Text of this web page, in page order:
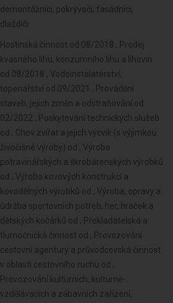
demontážníci, pokrývači, fasádníci,
dlaždiči
Hostinská činnost od 08/2018 , Prodej kvasného lihu, konzumního lihu a lihovin od 08/2018 , Vodoinstalatérství, topenářství od 09/2021 , Provádění staveb, jejich změn a odstraňování od 02/2022 , Poskytování technických služeb od , Chov zvířat a jejich výcvik (s výjimkou živočišné výroby) od , Výroba potravinářských a škrobárenských výrobků od , Výroba kovových konstrukcí a kovodělných výrobků od , Výroba, opravy a údržba sportovních potřeb, her, hraček a dětských kočárků od , Překladatelská a tlumočnická činnost od , Provozování cestovní agentury a průvodcovská činnost v oblasti cestovního ruchu od , Provozování kulturních, kulturně-vzdělávacích a zábavních zařízení, pořádání kulturních produkcí, zábav, výstav, veletrhů, přehlídek, prodejních a obdobných akcí od , Provozování tělovýchovných a sportovních zařízení a organizování sportovní činnosti od , Praní pro domácnost, žehlení, opravy a údržba oděvů, bytového textilu a osobního zboží od , Opravy a údržba potřeb pro domácnost, předmětů kulturní povahy, výrobků jemné mechaniky, optických přístrojů a měřidel od , Poskytování služeb pro rodinu a domácnost od , Výroba, obchod a služby jinde nezařazené od , Mimoškolní výchova a vzdělávání, pořádání kurzů, školení, včetně lektorské činnosti od , Činnost odborného lesního hospodáře a vyhotovování lesních hospodářských plánů a osnov od , Diagnostická, zkušební a poradenská činnost v ochraně rostlin a ošetřování rostlin, rostlinných produktů, objektů a půdy proti škodlivým organismům přípravky na ochranu rostlin nebo biocidními přípravky od , Nakládání s reprodukčním materiálem lesních dřevin od , Pěstitelské pálení od , Výroba krmiv, krmných směsí, doplňkových látek a premixů od , Výroba a opravy obuvi, brašnářského a sedlářského zboží od , Výroba textilií, textilních výrobků, oděvů a oděvních doplňků od , Zpracování dřeva, výroba dřevěných, korkových, proutěných a slaměných výrobků od , Výroba vlákniny, papíru a lepenky a zboží z těchto materiálů od , Vydavatelské činnosti, polygrafická výroba, knihařské a kopírovací práce od , Výroba, rozmnožování, distribuce, prodej, pronájem zvukových a zvukově-obrazových záznamů a výroba nenahraných nosičů údajů a záznamů od , Výroba koksu, surového dehtu a jiných pevných paliv od , Výroba hnojiv od , Výroba plastových a pryžových výrobků od , Výroba a zpracování skla od , Výroba stavebních hmot, porcelánových, keramických a sádrových výrobků od , Výroba brusiv a ostatních minerálních nekovových výrobků od , Broušení technického a šperkového kamene od , Výroba a hutní zpracování železa, drahých a neželezných kovů a jejich slitin od , Umělecko-řemeslné zpracování kovů od , Povrchové úpravy a svařování kovů a dalších materiálů od , Výroba měřicích, zkušebních, navigačních, optických a fotografických přístrojů a zařízení od , Výroba elektronických součástek, elektrických zařízení a výroba a opravy elektrických strojů, přístrojů a elektronických zařízení pracujících na malém napětí od , Výroba strojů a zařízení od , Výroba motorových a přípojných vozidel a karoserií od , Provozování vodovodů a kanalizací a úprava a rozvod vody od , Stavba a výroba plavidel od , Nakládání s odpady (vyjma nebezpečných) od , Výroba, vývoj, projektování, zkoušky, instalace, údržba, opravy, modifikace a konstrukční změny letadel, motorů letadel, vrtulí, letadlových částí a zařízení a leteckých pozemních zařízení od , Přípravné a dokončovací stavební práce, specializované stavební činnosti od , Výroba drážních hnacích vozidel a drážních vozidel na dráze tramvajové, trolejbusové a lanové a železničního parku od , Výroba jízdních kol, vozíků pro invalidy a jiných nemotorových dopravních prostředků od , Výroba a opravy čalounických výrobků od , Velkoobchod a maloobchod od , Výroba zdravotnických prostředků od